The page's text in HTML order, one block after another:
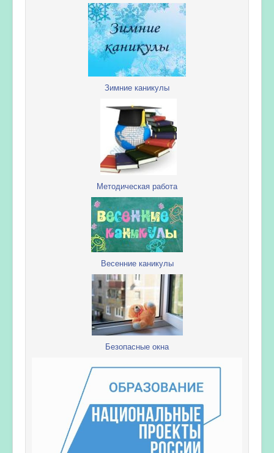
Зимние каникулы
Методическая работа
Весенние каникулы
Безопасные окна